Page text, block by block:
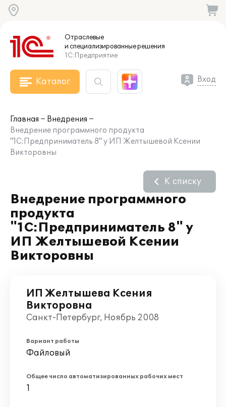
Отраслевые
и специализированныерешения
1С:Предприятие
Каталог Вход
Главная
Внедрения
Внедрение программного продукта
"1С:Предприниматель 8" у ИП Желтышевой Ксении
Викторовны
Внедрение программного
продукта
"1С:Предприниматель 8" у
ИП Желтышевой Ксении
Викторовны
К списку
ИП Желтышева Ксения
Викторовна
Санкт-Петербург, Ноябрь 2008
Вариант работы
Файловый
Общее число автоматизированных рабочих мест
1